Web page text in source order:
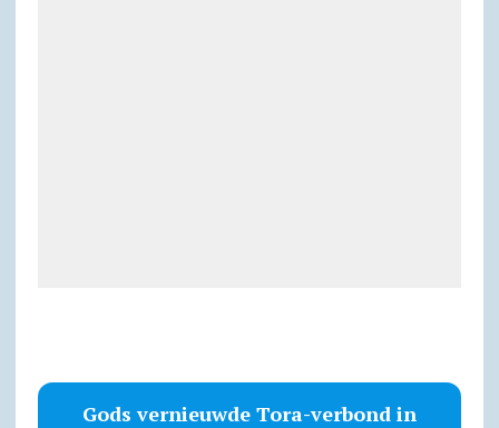
Gods vernieuwde Tora-verbond in